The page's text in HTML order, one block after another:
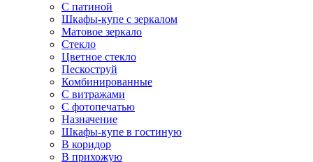
С патиной
Шкафы-купе с зеркалом
Матовое зеркало
Стекло
Цветное стекло
Пескоструй
Комбинированные
С витражами
С фотопечатью
Назначение
Шкафы-купе в гостиную
В коридор
В прихожую